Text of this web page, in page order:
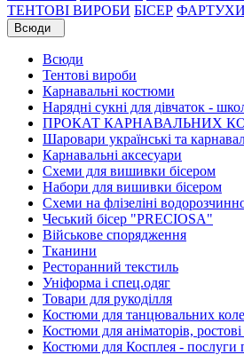
ТЕНТОВІ ВИРОБИ БІСЕР ФАРТУХИ
Всюди
Всюди
Тентові вироби
Карнавальні костюми
Нарядні сукні для дівчаток -
ПРОКАТ КАРНАВАЛЬНИХ
Шаровари українські та
Карнавальні аксесуари
Схеми для вишивки бісером
Набори для вишивки бісером
Схеми на флізеліні
Чеський бісер "PRECIOSA"
Військове спорядження
Тканини
Ресторанний текстиль
Уніформа і спец.одяг
Товари для рукоділля
Костюми для танцювальних
Костюми для аніматорів, ростові
Костюми для Косплея - послуги